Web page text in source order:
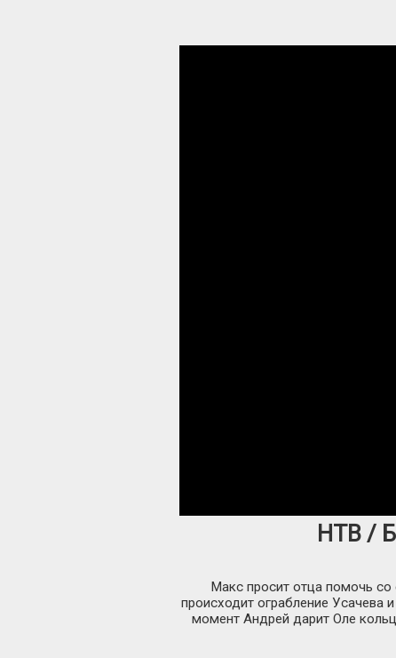
НТВ /
Макс просит отца помочь со
происходит ограбление Усачева
момент Андрей дарит Оле